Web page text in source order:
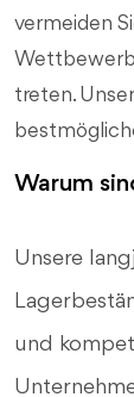
vermeiden
Wettbewerb
treten.
Warum
Unsere
und